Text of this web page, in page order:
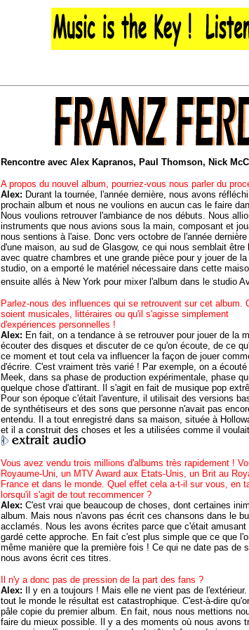
Rencontre avec Alex Kapranos, Paul Thomson, Nick
A propos du nouvel album, pourriez-vous nous parler du
Alex: Durant la tournée, l'année dernière, nous avons
prochain album et nous ne voulions en aucun cas le faire
Nous voulions retrouver l'ambiance de nos débuts. Nous
instruments que nous avions sous la main, composant et
nous sentions à l'aise. Donc vers octobre de l'année
d'une maison, au sud de Glasgow, ce qui nous semblait
avec quatre chambres et une grande pièce pour y jouer de
studio, on a emporté le matériel nécessaire dans cette
ensuite allés à New York pour mixer l'album dans le studio
Parlez-nous des influences qui se retrouvent sur cet album.
soient musicales, littéraires ou qu'il s'agisse simplement
d'expériences personnelles !
Alex: En fait, on a tendance à se retrouver pour jouer de la
écouter des disques et discuter de ce qu'on écoute, de ce
ce moment et tout cela va influencer la façon de jouer
d'écrire. C'est vraiment très varié ! Par exemple, on a écouté
Meek, dans sa phase de production expérimentale, phase
quelque chose d'attirant. Il s'agit en fait de musique pop
Pour son époque c'était l'aventure, il utilisait des versions
de synthétiseurs et des sons que personne n'avait pas
entendu. Il a tout enregistré dans sa maison, située à
et il a construit des choses et les a utilisées comme il
Vous avez vendu trois millions d'albums très rapidement !
Royaume-Uni, un MTV Award aux Etats-Unis, un Brit au
France et dans le monde. Quel effet cela a-t-il sur vous, en
lorsqu'il s'agit de tout recommencer ?
Alex: C'est vrai que beaucoup de choses, dont certaines
album. Mais nous n'avons pas écrit ces chansons dans le
acclamés. Nous les avons écrites parce que c'était
gardé cette approche. En fait c'est plus simple que ce que
même manière que la première fois ! Ce qui ne date pas de
nous avons écrit ces titres.
Il n'y a donc pas de pression de la part des fans ?
Alex: Il y en a toujours ! Mais elle ne vient pas de
tout le monde le résultat est catastrophique. C'est-à-dire
pâle copie du premier album. En fait, nous nous mettions
faire du mieux possible. Il y a des moments où nous avons